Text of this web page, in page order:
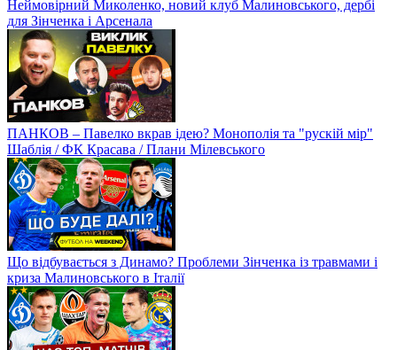
ЛУЧЕСКУ, ВАНАТ, ВІВЧАРЕНКО. Коментарі після матчу /
Чому Динамо провалилося в Лізі Європи?
Неймовірний Миколенко, новий клуб Малиновського, дербі
для Зінченка і Арсенала
ПАНКОВ – Павелко вкрав ідею? Монополія та "рускій мір"
Шаблія / ФК Красава / Плани Мілевського